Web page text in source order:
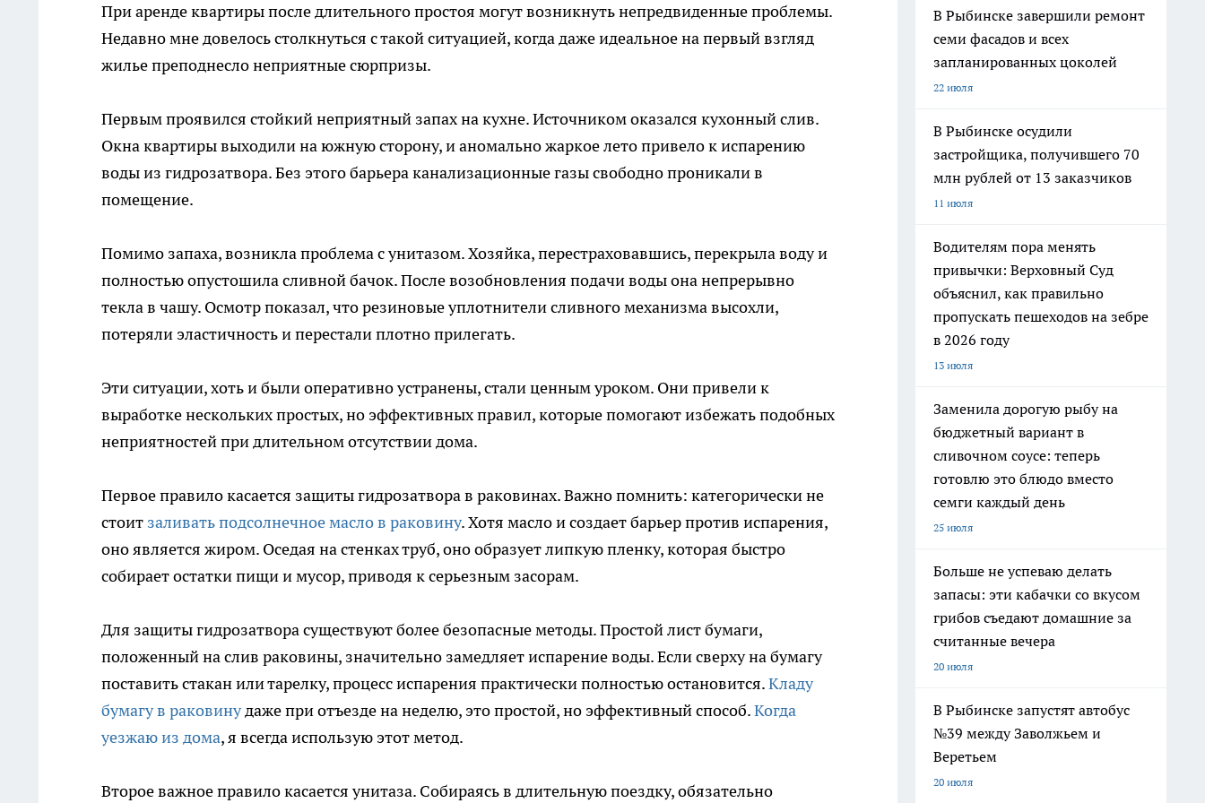
При аренде квартиры после длительного простоя могут возникнуть непредвиденные проблемы.
Недавно мне довелось столкнуться с такой ситуацией, когда даже идеальное на первый взгляд
жилье преподнесло неприятные сюрпризы.
Первым проявился стойкий неприятный запах на кухне. Источником оказался кухонный слив.
Окна квартиры выходили на южную сторону, и аномально жаркое лето привело к испарению
воды из гидрозатвора. Без этого барьера канализационные газы свободно проникали в
помещение.
Помимо запаха, возникла проблема с унитазом. Хозяйка, перестраховавшись, перекрыла воду и
полностью опустошила сливной бачок. После возобновления подачи воды она непрерывно
текла в чашу. Осмотр показал, что резиновые уплотнители сливного механизма высохли,
потеряли эластичность и перестали плотно прилегать.
Эти ситуации, хоть и были оперативно устранены, стали ценным уроком. Они привели к
выработке нескольких простых, но эффективных правил, которые помогают избежать подобных
неприятностей при длительном отсутствии дома.
Первое правило касается защиты гидрозатвора в раковинах. Важно помнить: категорически не
стоит заливать подсолнечное масло в раковину. Хотя масло и создает барьер против испарения,
оно является жиром. Оседая на стенках труб, оно образует липкую пленку, которая быстро
собирает остатки пищи и мусор, приводя к серьезным засорам.
Для защиты гидрозатвора существуют более безопасные методы. Простой лист бумаги,
положенный на слив раковины, значительно замедляет испарение воды. Если сверху на бумагу
поставить стакан или тарелку, процесс испарения практически полностью остановится.Кладу
бумагу в раковинудаже при отъезде на неделю, это простой, но эффективный способ.Когда
уезжаю из дома, я всегда использую этот метод.
Второе важное правило касается унитаза. Собираясь в длительную поездку, обязательно
В Рыбинске завершили ремонт
семи фасадов и всех
запланированных цоколей
22 июля
В Рыбинске осудили
застройщика, получившего 70
млн рублей от 13 заказчиков
11 июля
Водителям пора менять
привычки: Верховный Суд
объяснил, как правильно
пропускать пешеходов на зебре
в 2026 году
13 июля
Заменила дорогую рыбу на
бюджетный вариант в
сливочном соусе: теперь
готовлю это блюдо вместо
семги каждый день
25 июля
Больше не успеваю делать
запасы: эти кабачки со вкусом
грибов съедают домашние за
считанные вечера
20 июля
В Рыбинске запустят автобус
№39 между Заволжьем и
Веретьем
20 июля